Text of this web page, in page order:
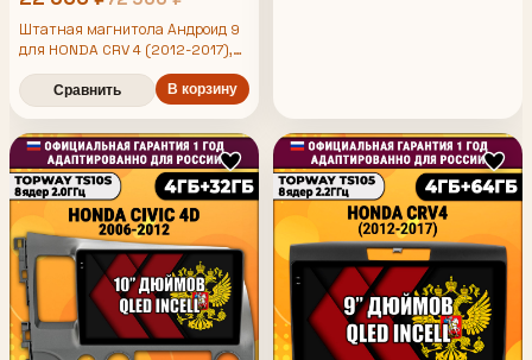
Штатная магнитола Андроид 9
для HONDA CRV 4 (2012-2017),
4/64гб, DSP, Topway TS105,
беспроводной CarPlay и Android
Auto, GPS и ГЛОНАСС
Сравнить В корзину